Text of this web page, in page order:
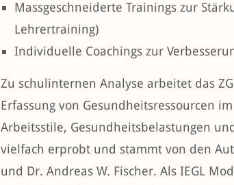
Massgeschneiderte Trainings zur
Lehrertraining)
Individuelle Coachings zur
Zu schulinternen Analyse arbeitet das
Erfassung von Gesundheitsressourcen
Arbeitsstile, Gesundheitsbelastungen
vielfach erprobt und stammt von den
und Dr. Andreas W. Fischer. Als IEGL